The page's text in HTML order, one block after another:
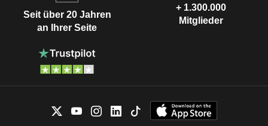
Seit über 20 Jahren
an Ihrer Seite
+ 1.300.000
Mitglieder